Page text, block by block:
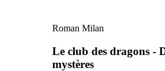
Roman Milan
Le club des dragons -
mystères